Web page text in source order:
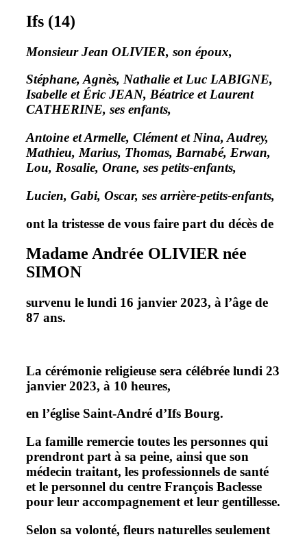
Ifs (14)
Monsieur Jean OLIVIER, son époux,
Stéphane, Agnès, Nathalie et Luc LABIGNE,
Isabelle et Éric JEAN, Béatrice et Laurent
CATHERINE, ses enfants,
Antoine et Armelle, Clément et Nina, Audrey,
Mathieu, Marius, Thomas, Barnabé, Erwan,
Lou, Rosalie, Orane, ses petits-enfants,
Lucien, Gabi, Oscar, ses arrière-petits-enfants,
ont la tristesse de vous faire part du décès de
Madame Andrée OLIVIERnée
SIMON
survenu le lundi 16 janvier 2023, à l’âge de
87 ans.
La cérémonie religieuse sera célébrée lundi 23
janvier 2023, à 10 heures,
en l’église Saint-André d’Ifs Bourg.
La famille remercie toutes les personnes qui
prendront part à sa peine, ainsi que son
médecin traitant, les professionnels de santé
et le personnel du centre François Baclesse
pour leur accompagnement et leur gentillesse.
Selon sa volonté, fleurs naturelles seulement